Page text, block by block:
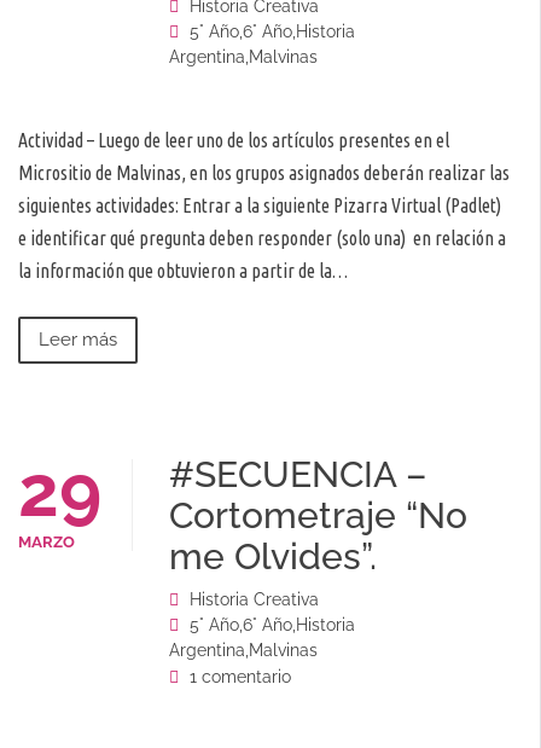
Historia Creativa
5° Año,6° Año,Historia
Argentina,Malvinas
Actividad – Luego de leer uno de los artículos presentes en el
Micrositio de Malvinas, en los grupos asignados deberán realizar las
siguientes actividades: Entrar a la siguiente Pizarra Virtual (Padlet)
e identificar qué pregunta deben responder (solo una) en relación a
la información que obtuvieron a partir de la…
Leer más
29
MARZO
#SECUENCIA –
Cortometraje “No
me Olvides”.
Historia Creativa
5° Año,6° Año,Historia
Argentina,Malvinas
1 comentario